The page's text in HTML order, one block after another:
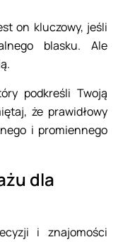
on kluczowy, jeśli
blasku. Ale
podkreśli Twoją
że prawidłowy
i promiennego
dla
i znajomości